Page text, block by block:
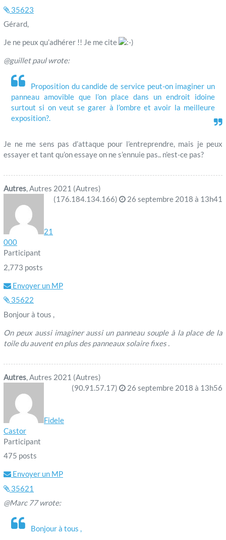
35623
Gérard,
Je ne peux qu’adhérer !! Je me cite
@guillet paul wrote:
Proposition du candide de service peut-on imaginer un
panneau amovible que l’on place dans un endroit idoine
surtout si on veut se garer à l’ombre et avoir la meilleure
exposition?.
Je ne me sens pas d’attaque pour l’entreprendre, mais je peux
essayer et tant qu’on essaye on ne s’ennuie pas.. n’est-ce pas?
Autres, Autres 2021 (Autres)
(176.184.134.166)
26 septembre 2018 à 13h41
21
000
Participant
2,773 posts
Envoyer un MP
35622
Bonjour à tous ,
On peux aussi imaginer aussi un panneau souple à la place de la
toile du auvent en plus des panneaux solaire fixes .
Autres, Autres 2021 (Autres)
(90.91.57.17)
26 septembre 2018 à 13h56
Fidele
Castor
Participant
475 posts
Envoyer un MP
35621
@Marc 77 wrote:
Bonjour à tous ,